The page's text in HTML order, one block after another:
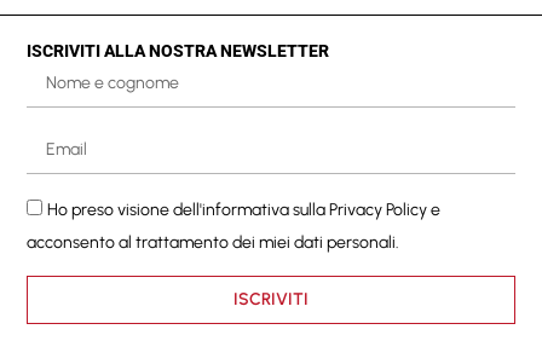
ISCRIVITI ALLA NOSTRA NEWSLETTER
Ho preso visione dell'informativa sullaPrivacy Policye
acconsento al trattamento dei miei dati personali.
ISCRIVITI